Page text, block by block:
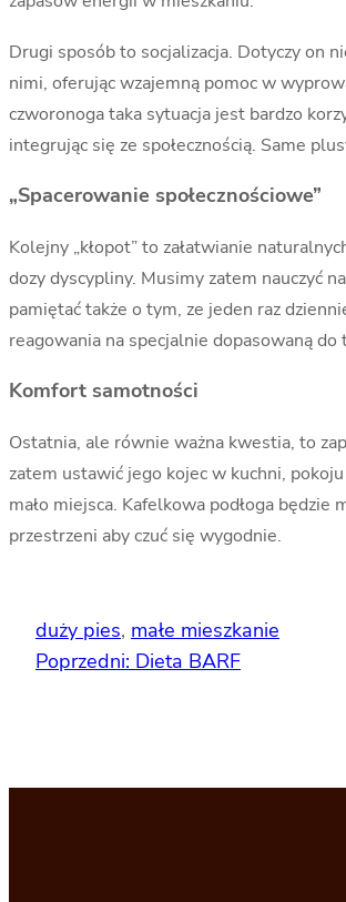
Drugi sposób to socjalizacja. Dotyczy on
nimi, oferując wzajemną pomoc w
czworonoga taka sytuacja jest bardzo
integrując się ze społecznością. Same
„Spacerowanie społecznościowe”
Kolejny „kłopot” to załatwianie
dozy dyscypliny. Musimy zatem nauczyć
pamiętać także o tym, ze jeden raz
reagowania na specjalnie dopasowaną
Komfort samotności
Ostatnia, ale równie ważna kwestia, to
zatem ustawić jego kojec w kuchni,
mało miejsca. Kafelkowa podłoga będzie
przestrzeni aby czuć się wygodnie.
duży pies, małe mieszkanie
Poprzedni: Dieta BARF